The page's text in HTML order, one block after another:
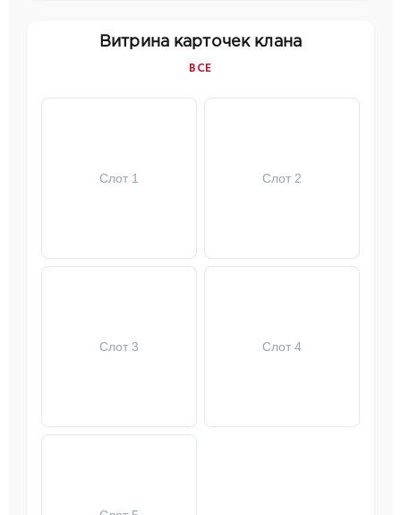
Витрина карточек клана
ВСЕ
Слот 1 Слот 2
Слот 3 Слот 4